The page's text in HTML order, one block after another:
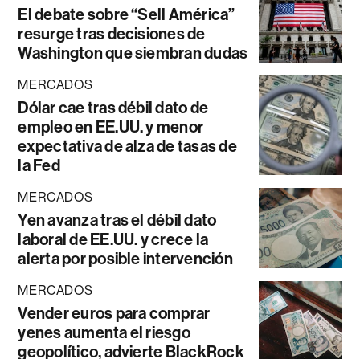
El debate sobre “Sell América”
resurge tras decisiones de
Washington que siembran dudas
MERCADOS
Dólar cae tras débil dato de
empleo en EE.UU. y menor
expectativa de alza de tasas de
la Fed
MERCADOS
Yen avanza tras el débil dato
laboral de EE.UU. y crece la
alerta por posible intervención
MERCADOS
Vender euros para comprar
yenes aumenta el riesgo
geopolítico, advierte BlackRock